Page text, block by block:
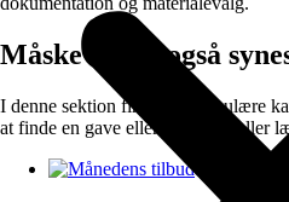
Måske vil du også
I denne sektion finder du populære
at finde en gave eller en plakat eller